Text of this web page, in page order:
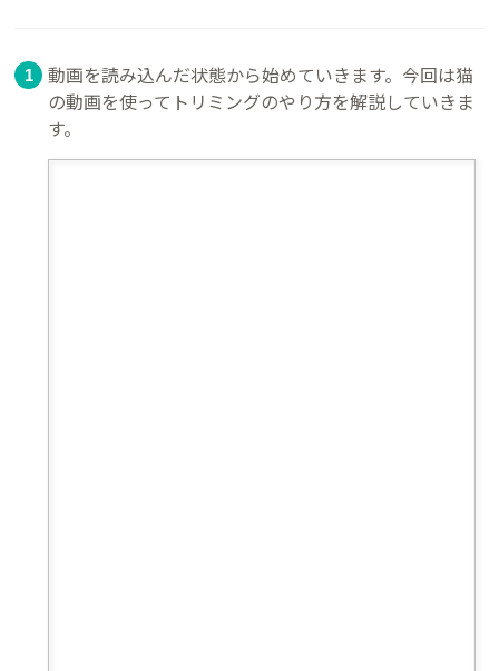
動画を読み込んだ状態から始めていきます。今回は猫
の動画を使ってトリミングのやり方を解説していきま
す。